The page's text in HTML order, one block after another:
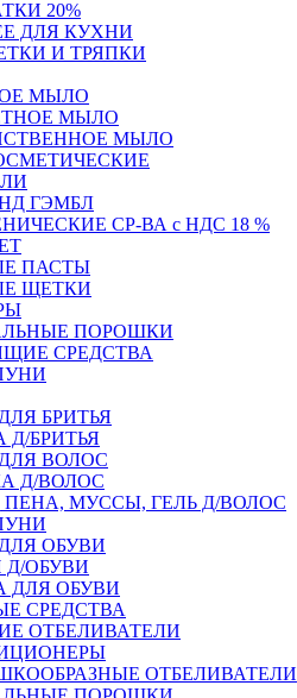
20%
ДЛЯ КУХНИ
И ТРЯПКИ
МЫЛО
МЫЛО
МЫЛО
ГЭМБЛ
СР-ВА с НДС 18 %
ПАСТЫ
ЩЕТКИ
ПОРОШКИ
СРЕДСТВА
БРИТЬЯ
Д/БРИТЬЯ
ВОЛОС
Д/ВОЛОС
МУССЫ, ГЕЛЬ Д/ВОЛОС
ОБУВИ
Д/ОБУВИ
ДЛЯ ОБУВИ
СРЕДСТВА
ОТБЕЛИВАТЕЛИ
ОТБЕЛИВАТЕЛИ